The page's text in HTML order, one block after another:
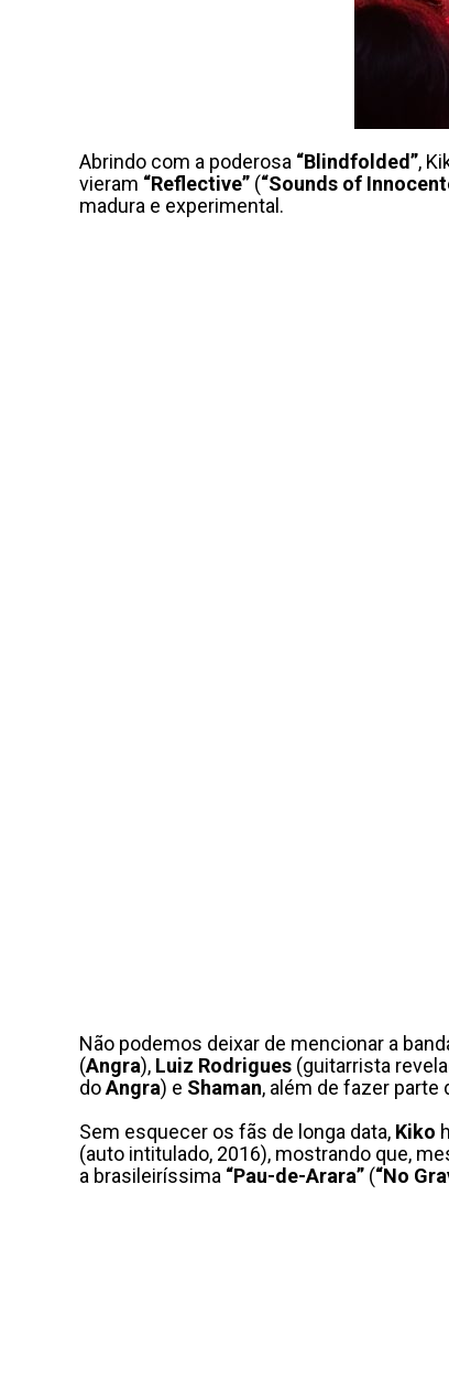
Abrindo com a poderosa “Blindfolded”,
vieram “Reflective” (“Sounds of
madura e experimental.
Não podemos deixar de mencionar a
(Angra), Luiz Rodrigues (guitarrista
doAngra) e Shaman, além de fazer parte
Sem esquecer os fãs de longa data, Kiko
(auto intitulado, 2016), mostrando que,
a brasileiríssima “Pau-de-Arara” (“No